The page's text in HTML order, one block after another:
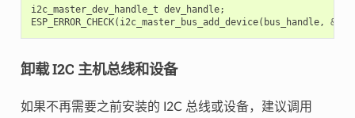
i2c_master_dev_handle_t dev_handle;
ESP_ERROR_CHECK( i2c_master_bus_add_device( bus_handle, &
卸载 I2C 主机总线和设备
如果不再需要之前安装的 I2C 总线或设备，建议调用